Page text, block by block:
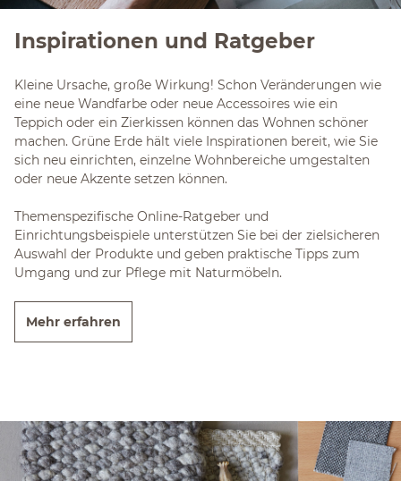
Inspirationen und Ratgeber
Kleine Ursache, große Wirkung! Schon Veränderungen wie
eine neue Wandfarbe oder neue Accessoires wie ein
Teppich oder ein Zierkissen können das Wohnen schöner
machen. Grüne Erde hält viele Inspirationen bereit, wie Sie
sich neu einrichten, einzelne Wohnbereiche umgestalten
oder neue Akzente setzen können.
Themenspezifische Online-Ratgeber und
Einrichtungsbeispiele unterstützen Sie bei der zielsicheren
Auswahl der Produkte und geben praktische Tipps zum
Umgang und zur Pflege mit Naturmöbeln.
Mehr erfahren